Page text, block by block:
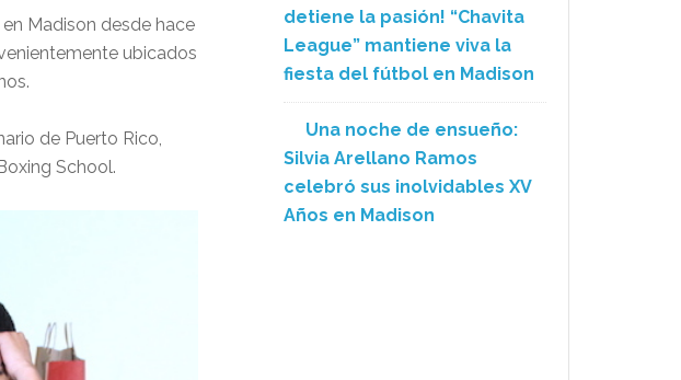
Madison desde hace
ubicados
de Puerto Rico,
School.
detiene la pasión! “Chavita
League” mantiene viva la
fiesta del fútbol en Madison
Una noche de ensueño:
Silvia Arellano Ramos
celebró sus inolvidables XV
Años en Madison